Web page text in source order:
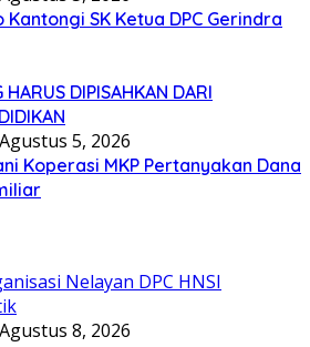
SK Ketua DPC Gerindra
HARUS DIPISAHKAN DARI
Agustus 5, 2026
Koperasi MKP Pertanyakan Dana
Agustus 8, 2026